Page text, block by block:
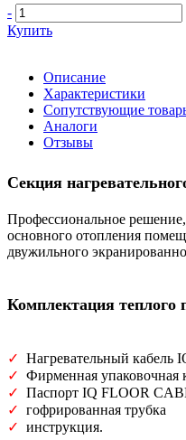
-
Купить
Описание
Характеристики
Сопутствующие
Аналоги
Отзывы
Секция
Профессиональное
основного отопления
двужильного
Комплектация
✓ Нагревательный кабель
✓ Фирменная упаковочная
✓ Паспорт IQ FLOOR
✓ гофрированная трубка
✓ инструкция.